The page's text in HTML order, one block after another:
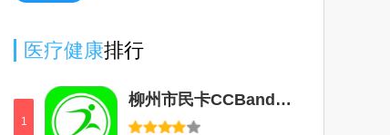
活，提升大众运动乐趣，
医疗健康排行
1
柳州市民卡CCBand手环appv2.9.9安卓手机版